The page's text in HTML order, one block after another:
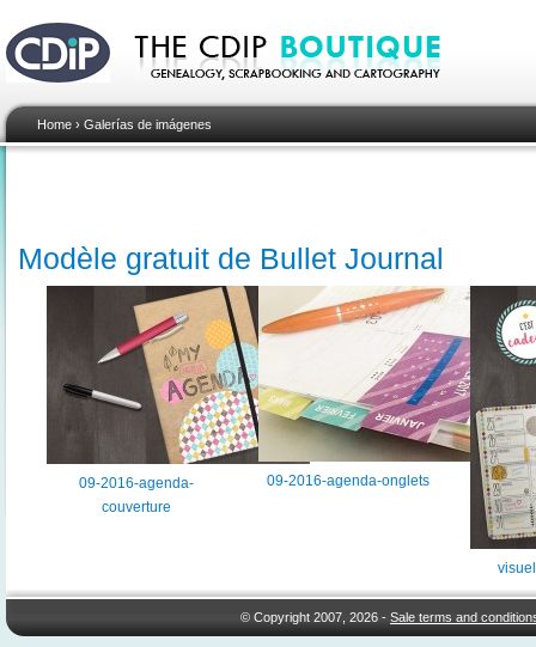
Home › Galerías de imágenes
Modèle gratuit de Bullet Journal
09-2016-agenda-
couverture
09-2016-agenda-onglets
© Copyright 2007, 2026 -Sale terms and